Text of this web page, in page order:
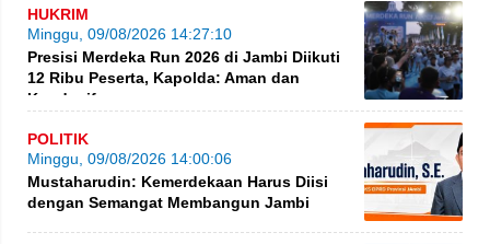
HUKRIM
Minggu, 09/08/2026 14:27:10
Presisi Merdeka Run 2026 di Jambi Diikuti
12 Ribu Peserta, Kapolda: Aman dan
Kondusif
POLITIK
Minggu, 09/08/2026 14:00:06
Mustaharudin: Kemerdekaan Harus Diisi
dengan Semangat Membangun Jambi